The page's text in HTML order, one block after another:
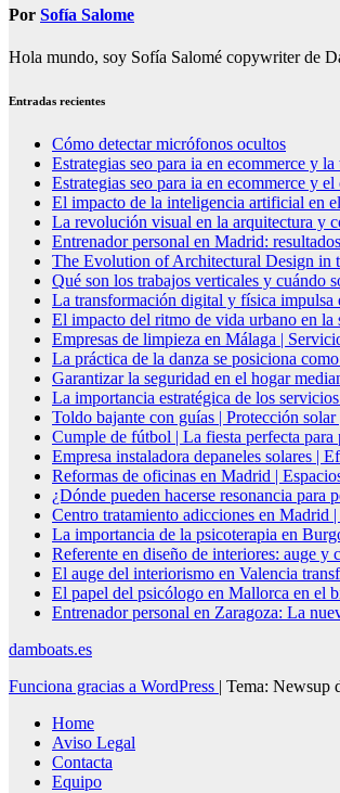
Por Sofía Salome
Hola mundo, soy Sofía Salomé copywriter de
Entradas recientes
Cómo detectar micrófonos ocultos
Estrategias seo para ia en ecommerce y
Estrategias seo para ia en ecommerce y
El impacto de la inteligencia artificial en
La revolución visual en la arquitectura y
Entrenador personal en Madrid:
The Evolution of Architectural Design in
Qué son los trabajos verticales y cuándo
La transformación digital y física impulsa
El impacto del ritmo de vida urbano en la
Empresas de limpieza en Málaga |
La práctica de la danza se posiciona
Garantizar la seguridad en el hogar
La importancia estratégica de los
Toldo bajante con guías | Protección solar
Cumple de fútbol | La fiesta perfecta para
Empresa instaladora depaneles solares |
Reformas de oficinas en Madrid |
¿Dónde pueden hacerse resonancia para
Centro tratamiento adicciones en Madrid
La importancia de la psicoterapia en
Referente en diseño de interiores: auge
El auge del interiorismo en Valencia
El papel del psicólogo en Mallorca en el
Entrenador personal en Zaragoza: La
damboats.es
Funciona gracias a WordPress | Tema: Newsup
Home
Aviso Legal
Contacta
Equipo